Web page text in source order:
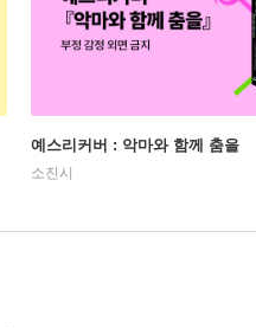
예스리커버 : 악마와 함께 춤을
소진시